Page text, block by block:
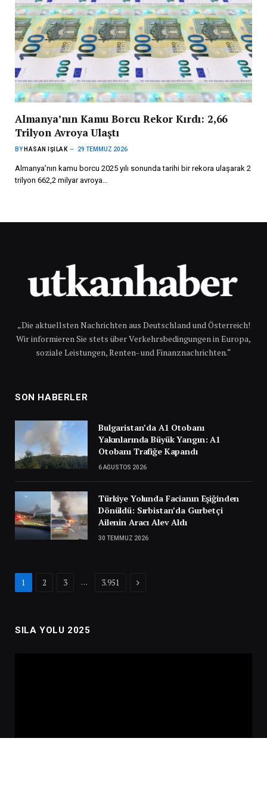
Almanya’nın Kamu Borcu Rekor Kırdı: 2,66
Trilyon Avroya Ulaştı
BY HASAN IŞILAK 29 TEMMUZ 2026
Almanya’nın kamu borcu 2025 yılı sonunda tarihi bir rekora ulaşarak 2
trilyon 662,2 milyar avroya…
„Die aktuellsten Nachrichten aus Deutschland und Österreich!
Wir informieren Sie stets über Verkehrsbedingungen in Europa,
soziale Leistungen, Renten- und Finanznachrichten.“
SON HABERLER
Bulgaristan’da A1 Otobanı
Yakınlarında Büyük Yangın: A1
Otobanı Trafiğe Kapandı
6 AĞUSTOS 2026
Türkiye Yolunda Facianın Eşiğinden
Dönüldü: Sırbistan’da Gurbetçi
Ailenin Aracı Alev Aldı
30 TEMMUZ 2026
1 2 3 … 3.951 Next
SILA YOLU 2025